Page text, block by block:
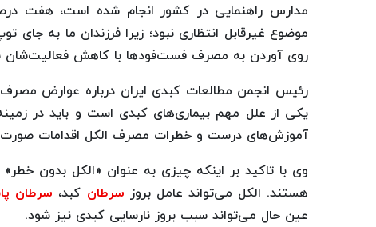
مدارس راهنمایی در کشور انجام شده است، هفت
موضوع غیرقابل انتظاری نبود؛ زیرا فرزندان ما به
روی آوردن به مصرف فست‌فودها با کاهش فعالیت‌شان
رئیس انجمن مطالعات کبدی ایران درباره عوارض
یکی از علل مهم بیماری‌های کبدی است و باید در
آموزش‌های درست و خطرات مصرف الکل اقدامات صورت
وی با تاکید بر اینکه چیزی به عنوان «الکل بدون
هستند. الکل می‌تواند عامل بروز سرطان کبد، سرطان
عین حال می‌تواند سبب بروز نارسایی کبدی نیز شود.